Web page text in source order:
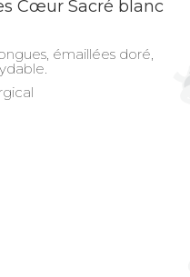
Cœur Sacré blanc
émaillées doré,